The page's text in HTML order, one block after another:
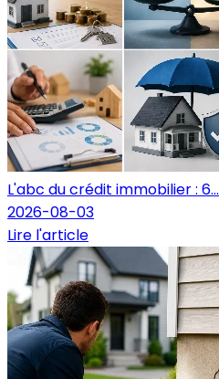
L'abc du crédit immobilier : 6...
2026-08-03
Lire l'article